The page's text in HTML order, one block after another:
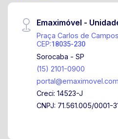
Emaximóvel -
Praça Carlos de
CEP:18035-230
Sorocaba - SP
(15) 2101-0900
Creci: 14523-J
CNPJ: 71.561.005/0001-